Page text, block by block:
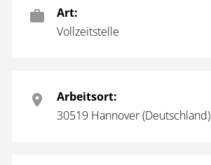
Art:
Vollzeitstelle
Arbeitsort:
30519 Hannover (Deutschland)